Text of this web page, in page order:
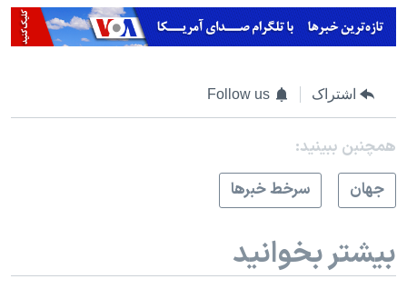
اشتراک Follow us
همچنبن ببینید:
جهان
سرخط خبرها
بیشتر بخوانید